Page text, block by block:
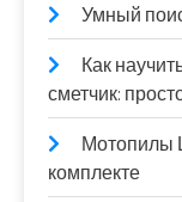
Умный
Как
сметчик:
Мотопилы
комплекте